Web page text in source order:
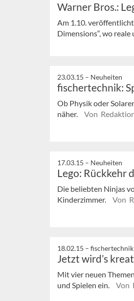
Warner Bros.:
Am 1.10.
Dimensions“, wo
23.03.15 – Neuheiten
fischertechnik:
Ob Physik oder
näher.
Von
17.03.15 – Neuheiten
Lego: Rückkehr
Die beliebten Ninjas
Kinderzimmer.
Von
18.02.15 – fischertechnik
Jetzt wird’s
Mit vier neuen
und Spielen ein.
Von